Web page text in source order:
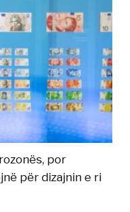
por
për dizajnin e ri